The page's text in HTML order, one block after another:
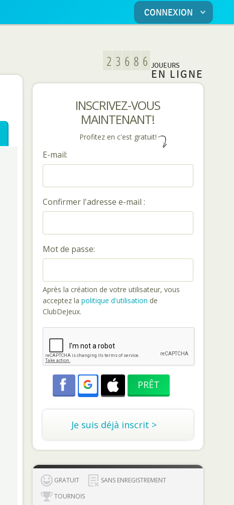
CONNEXION
JOUEURS
EN LIGNE
INSCRIVEZ-VOUS
MAINTENANT!
Profitez en c'est gratuit!
E-mail:
Confirmer l'adresse e-mail :
Mot de passe:
Après la création de votre utilisateur, vous
acceptez la politique d'utilisation de
ClubDeJeux.
Je suis déjà inscrit >
GRATUIT
SANS ENREGISTREMENT
TOURNOIS